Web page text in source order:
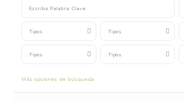
Tipos Tipos
Tipos Tipos
Más opciones de búsqueda